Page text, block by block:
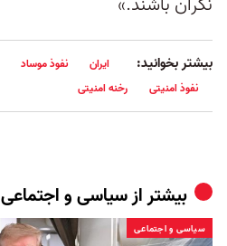
بیشتر بخوانید: ایران نفوذ موساد
نفوذ امنیتی
رخنه امنیتی
بیشتر ازسیاسی و اجتماعی
سیاسی و اجتماعی